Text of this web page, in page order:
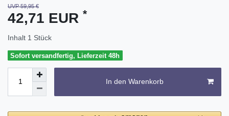
UVP 59,95 €
42,71 EUR *
Inhalt 1 Stück
Sofort versandfertig, Lieferzeit 48h
In den Warenkorb